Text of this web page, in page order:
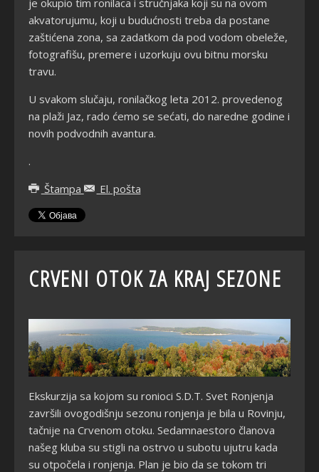
je okupio tim ronilaca i stručnjaka koji su na ovom
akvatorujumu, koji u budućnosti treba da postane
zaštićena zona, sa zadatkom da pod vodom obeleže,
fotografišu, premere i uzorkuju ovu bitnu morsku
travu.
U svakom slučaju, ronilačkog leta 2012. provedenog
na plaži Jaz, rado ćemo se sećati, do naredne godine i
novih podvodnih avantura.
.
Štampa
El. pošta
CRVENI OTOK ZA KRAJ SEZONE
Ekskurzija sa kojom su ronioci S.D.T. Svet Ronjenja
završili ovogodišnju sezonu ronjenja je bila u Rovinju,
tačnije na Crvenom otoku. Sedamnaestoro članova
našeg kluba su stigli na ostrvo u subotu ujutru kada
su otpočela i ronjenja. Plan je bio da se tokom tri